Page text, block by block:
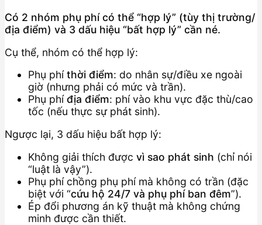
Có 2 nhóm phụ phí có thể “hợp lý” (tùy thị trường/
địa điểm) và 3 dấu hiệu “bất hợp lý” cần né.
Cụ thể, nhóm có thể hợp lý:
Phụ phíthời điểm: do nhân sự/điều xe ngoài
giờ (nhưng phải có mức và trần).
Phụ phíđịa điểm: phí vào khu vực đặc thù/cao
tốc (nếu thực sự phát sinh).
Ngược lại, 3 dấu hiệu bất hợp lý:
Không giải thích được vì sao phát sinh (chỉ nói
“luật là vậy”).
Phụ phí chồng phụ phí mà không có trần (đặc
biệt với “cứu hộ 24/7 và phụ phí ban đêm”).
Ép đổi phương án kỹ thuật mà không chứng
minh được cần thiết.